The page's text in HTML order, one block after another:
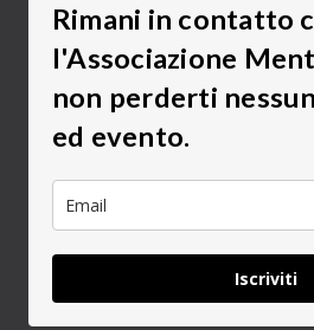
Rimani in contatto
l'Associazione
non perderti
ed evento.
Iscriviti